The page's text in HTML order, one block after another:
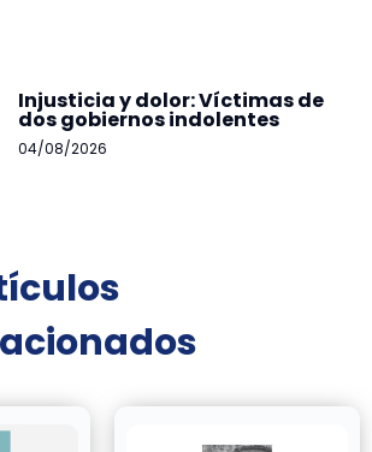
Injusticia y dolor: Víctimas de
dos gobiernos indolentes
04/08/2026